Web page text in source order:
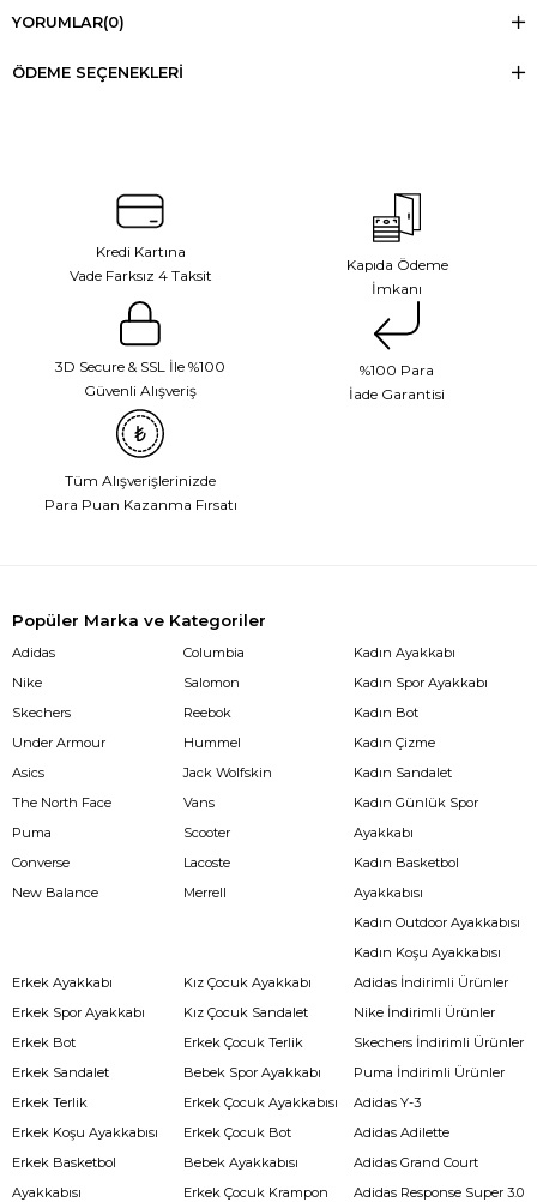
YORUMLAR(0)
ÖDEME SEÇENEKLERI
Kredi Kartına
Vade Farksız 4 Taksit
Kapıda Ödeme
İmkanı
3D Secure & SSL İle %100
Güvenli Alışveriş
%100 Para
İade Garantisi
Tüm Alışverişlerinizde
Para Puan Kazanma Fırsatı
Popüler Marka ve Kategoriler
Adidas
Nike
Skechers
Under Armour
Asics
The North Face
Puma
Converse
New Balance
Columbia
Salomon
Reebok
Hummel
Jack Wolfskin
Vans
Scooter
Lacoste
Merrell
Kadın Ayakkabı
Kadın Spor Ayakkabı
Kadın Bot
Kadın Çizme
Kadın Sandalet
Kadın Günlük Spor
Ayakkabı
Kadın Basketbol
Ayakkabısı
Kadın Outdoor Ayakkabısı
Kadın Koşu Ayakkabısı
Erkek Ayakkabı
Erkek Spor Ayakkabı
Erkek Bot
Erkek Sandalet
Erkek Terlik
Erkek Koşu Ayakkabısı
Erkek Basketbol
Ayakkabısı
Kız Çocuk Ayakkabı
Kız Çocuk Sandalet
Erkek Çocuk Terlik
Bebek Spor Ayakkabı
Erkek Çocuk Ayakkabısı
Erkek Çocuk Bot
Bebek Ayakkabısı
Erkek Çocuk Krampon
Adidas İndirimli Ürünler
Nike İndirimli Ürünler
Skechers İndirimli Ürünler
Puma İndirimli Ürünler
Adidas Y-3
Adidas Adilette
Adidas Grand Court
Adidas Response Super 3.0